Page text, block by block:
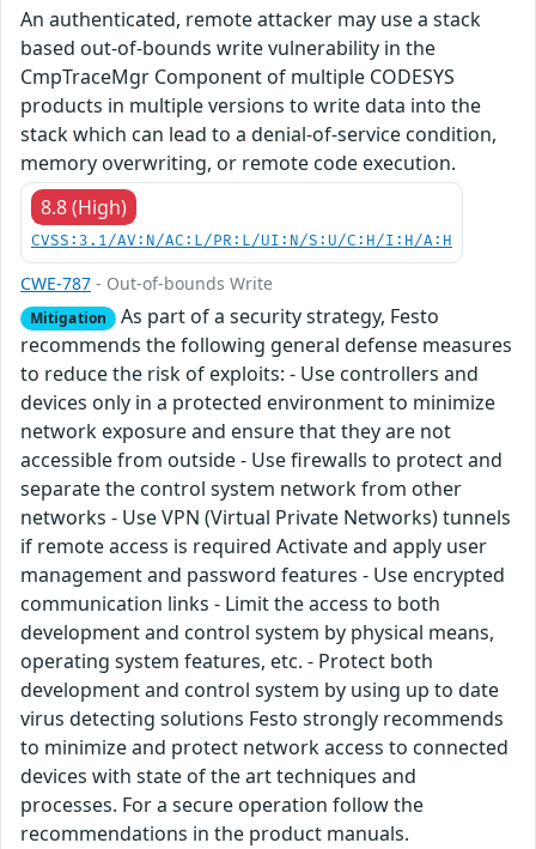
An authenticated, remote attacker may use a stack
based out-of-bounds write vulnerability in the
CmpTraceMgr Component of multiple CODESYS
products in multiple versions to write data into the
stack which can lead to a denial-of-service condition,
memory overwriting, or remote code execution.
8.8 (High)
CVSS:3.1/AV:N/AC:L/PR:L/UI:N/S:U/C:H/I:H/A:H
CWE-787 - Out-of-bounds Write
Mitigation As part of a security strategy, Festo
recommends the following general defense measures
to reduce the risk of exploits: - Use controllers and
devices only in a protected environment to minimize
network exposure and ensure that they are not
accessible from outside - Use firewalls to protect and
separate the control system network from other
networks - Use VPN (Virtual Private Networks) tunnels
if remote access is required Activate and apply user
management and password features - Use encrypted
communication links - Limit the access to both
development and control system by physical means,
operating system features, etc. - Protect both
development and control system by using up to date
virus detecting solutions Festo strongly recommends
to minimize and protect network access to connected
devices with state of the art techniques and
processes. For a secure operation follow the
recommendations in the product manuals.